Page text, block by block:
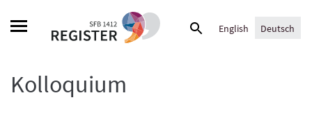
Suche
English Deutsch
Kolloquium